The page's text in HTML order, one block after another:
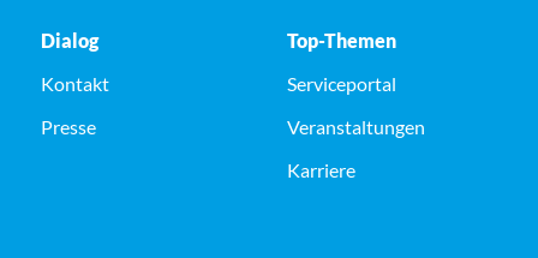
Dialog
Kontakt
Presse
Top-Themen
Serviceportal
Veranstaltungen
Karriere